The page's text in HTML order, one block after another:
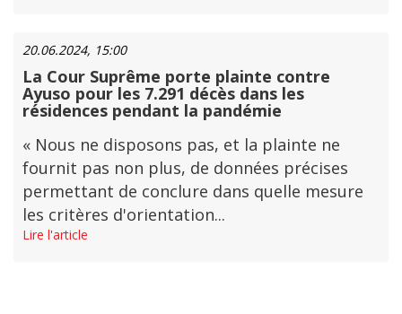
20.06.2024, 15:00
La Cour Suprême porte plainte contre
Ayuso pour les 7.291 décès dans les
résidences pendant la pandémie
« Nous ne disposons pas, et la plainte ne
fournit pas non plus, de données précises
permettant de conclure dans quelle mesure
les critères d'orientation...
Lire l'article